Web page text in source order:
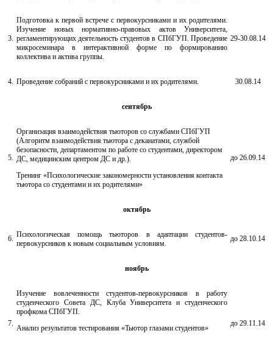
3.
Подготовка к первой встрече с первокурсниками и их родителями.
Изучение новых нормативно-правовых актов Университета,
регламентирующих деятельность студентов в СПбГУП. Проведение
микросеминара в интерактивной форме по формированию
коллектива и актива группы.
29-30.08.14
4. Проведение собраний с первокурсниками и их родителями. 30.08.14
сентябрь
5.
Организация взаимодействия тьюторов со службами СПбГУП
(Алгоритм взаимодействия тьютора с деканатами, службой
безопасности, департаментом по работе со студентами, директором
ДС, медицинским центром ДС и др.).
Тренинг «Психологические закономерности установления контакта
тьютора со студентами и их родителями»
до 26.09.14
октябрь
6. Психологическая помощь тьюторов в адаптации студентов-
первокурсников к новым социальным условиям.
до 28.10.14
ноябрь
7.
Изучение вовлеченности студентов-первокурсников в работу
студенческого Совета ДС, Клуба Университета и студенческого
профкома СПбГУП.
Анализ результатов тестирования «Тьютор глазами студентов»
до 29.11.14